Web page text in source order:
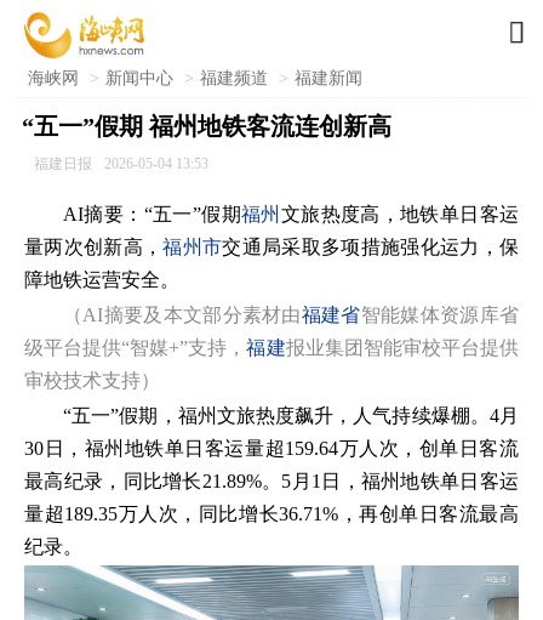

海峡网 > 新闻中心 > 福建频道 > 福建新闻
“五一”假期 福州地铁客流连创新高
福建日报 2026-05-04 13:53
AI摘要：“五一”假期福州 文旅热度高，地铁单日客运
量两次创新高，福州市交通局采取多项措施强化运力，保
障地铁运营安全。
（AI摘要及本文部分素材由福建省智能媒体资源库省
级平台提供“智媒+”支持，福建报业集团智能审校平台提供
审校技术支持）
“五一”假期，福州文旅热度飙升，人气持续爆棚。4月
30日，福州地铁单日客运量超159.64万人次，创单日客流
最高纪录，同比增长21.89%。5月1日，福州地铁单日客运
量超189.35万人次，同比增长36.71%，再创单日客流最高
纪录。